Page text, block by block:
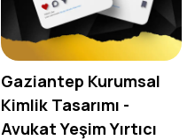
Gaziantep Kurumsal
Kimlik Tasarımı -
Avukat Yeşim Yırtıcı